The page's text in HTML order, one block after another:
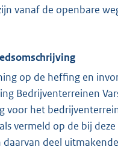
vanaf de openbare
op de heffing en
Bedrijventerreinen
voor het
vermeld op de bij
deel